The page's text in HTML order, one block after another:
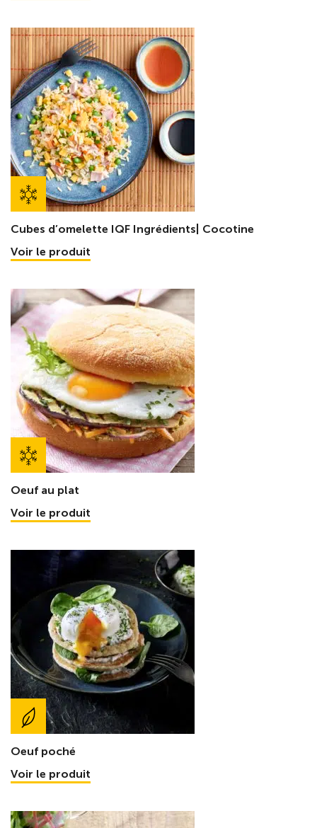
Cubes d’omelette IQF Ingrédients| Cocotine
Voir le produit
Oeuf au plat
Voir le produit
Oeuf poché
Voir le produit